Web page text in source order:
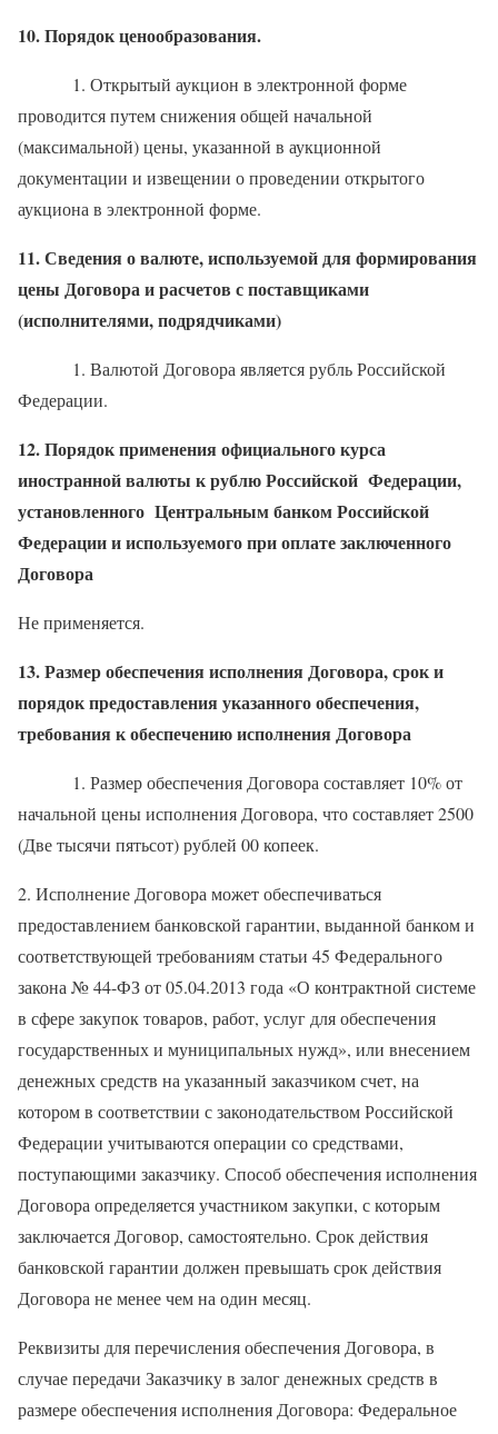
10. Порядок ценообразования.
1. Открытый аукцион в электронной форме
проводится путем снижения общей начальной
(максимальной) цены, указанной в аукционной
документации и извещении о проведении открытого
аукциона в электронной форме.
11. Сведения о валюте, используемой для формирования
цены Договора и расчетов с поставщиками
(исполнителями, подрядчиками)
1. Валютой Договора является рубль Российской
Федерации.
12. Порядок применения официального курса
иностранной валюты к рублю Российской Федерации,
установленного Центральным банком Российской
Федерации и используемого при оплате заключенного
Договора
Не применяется.
13. Размер обеспечения исполнения Договора, срок и
порядок предоставления указанного обеспечения,
требования к обеспечению исполнения Договора
1. Размер обеспечения Договора составляет 10% от
начальной цены исполнения Договора, что составляет 2500
(Две тысячи пятьсот) рублей 00 копеек.
2. Исполнение Договора может обеспечиваться
предоставлением банковской гарантии, выданной банком и
соответствующей требованиям статьи 45 Федерального
закона № 44-ФЗ от 05.04.2013 года «О контрактной системе
в сфере закупок товаров, работ, услуг для обеспечения
государственных и муниципальных нужд», или внесением
денежных средств на указанный заказчиком счет, на
котором в соответствии с законодательством Российской
Федерации учитываются операции со средствами,
поступающими заказчику. Способ обеспечения исполнения
Договора определяется участником закупки, с которым
заключается Договор, самостоятельно. Срок действия
банковской гарантии должен превышать срок действия
Договора не менее чем на один месяц.
Реквизиты для перечисления обеспечения Договора, в
случае передачи Заказчику в залог денежных средств в
размере обеспечения исполнения Договора: Федеральное